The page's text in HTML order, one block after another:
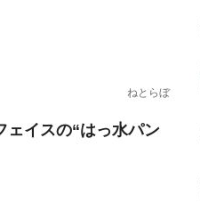
ねとらぼ
イスの“はっ水パン